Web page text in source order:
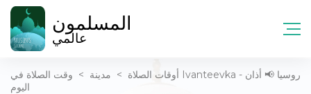
المسلمون
عالمي
أوقات الصلاة > مدينة > وقت الصلاة في Ivanteevka - روسيا 📢 أذان
اليوم